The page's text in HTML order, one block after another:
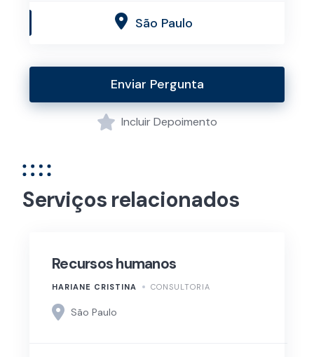
São Paulo
Enviar Pergunta
Incluir Depoimento
Serviços relacionados
Recursos humanos
HARIANE CRISTINA CONSULTORIA
São Paulo